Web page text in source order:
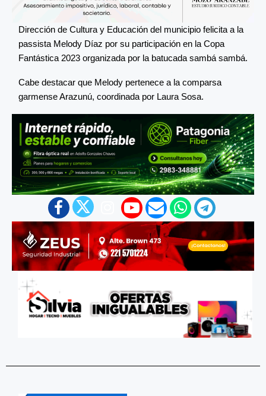
Dirección de Cultura y Educación del municipio felicita a la
passista Melody Díaz por su participación en la Copa
Fantástica 2023 organizada por la batucada sambá sambá.
Cabe destacar que Melody pertenece a la comparsa
garmense Arazunú, coordinada por Laura Sosa.